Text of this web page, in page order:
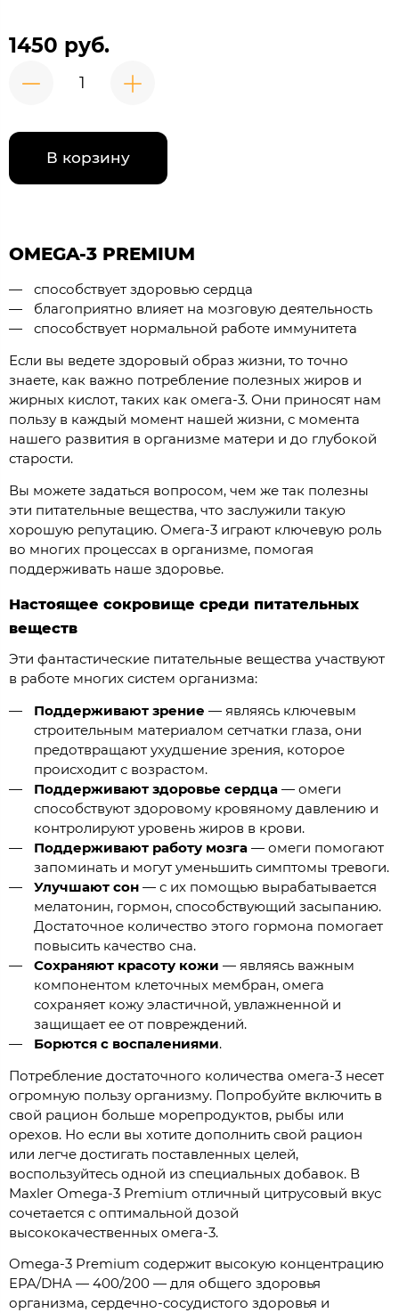
1450 руб.
В корзину
OMEGA-3 PREMIUM
способствует здоровью сердца
благоприятно влияет на мозговую деятельность
способствует нормальной работе иммунитета
Если вы ведете здоровый образ жизни, то точно
знаете, как важно потребление полезных жиров и
жирных кислот, таких как омега-3. Они приносят нам
пользу в каждый момент нашей жизни, с момента
нашего развития в организме матери и до глубокой
старости.
Вы можете задаться вопросом, чем же так полезны
эти питательные вещества, что заслужили такую
хорошую репутацию. Омега-3 играют ключевую роль
во многих процессах в организме, помогая
поддерживать наше здоровье.
Настоящее сокровище среди питательных
веществ
Эти фантастические питательные вещества участвуют
в работе многих систем организма:
Поддерживают зрение — являясь ключевым
строительным материалом сетчатки глаза, они
предотвращают ухудшение зрения, которое
происходит с возрастом.
Поддерживают здоровье сердца— омеги
способствуют здоровому кровяному давлению и
контролируют уровень жиров в крови.
Поддерживают работу мозга— омеги помогают
запоминать и могут уменьшить симптомы тревоги.
Улучшают сон— с их помощью вырабатывается
мелатонин, гормон, способствующий засыпанию.
Достаточное количество этого гормона помогает
повысить качество сна.
Сохраняют красоту кожи — являясь важным
компонентом клеточных мембран, омега
сохраняет кожу эластичной, увлажненной и
защищает ее от повреждений.
Борются с воспалениями.
Потребление достаточного количества омега-3 несет
огромную пользу организму. Попробуйте включить в
свой рацион больше морепродуктов, рыбы или
орехов. Но если вы хотите дополнить свой рацион
или легче достигать поставленных целей,
воспользуйтесь одной из специальных добавок. В
Maxler Omega-3 Premium отличный цитрусовый вкус
сочетается с оптимальной дозой
высококачественных омега-3.
Omega-3 Premium содержит высокую концентрацию
EPA/DHA — 400/200 — для общего здоровья
организма, сердечно-сосудистого здоровья и